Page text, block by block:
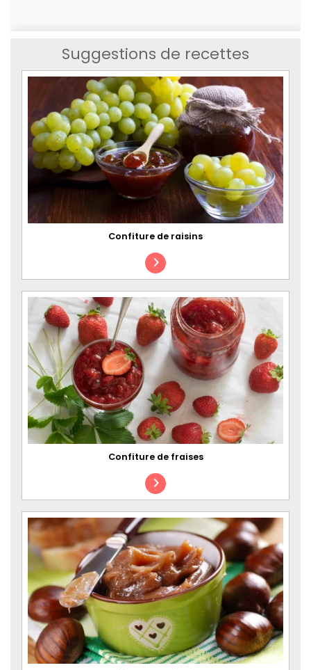
Suggestions de recettes
Confiture de raisins
Confiture de fraises